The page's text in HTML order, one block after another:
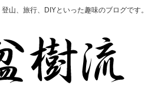
山、旅行、DIYといった趣味のブログです。